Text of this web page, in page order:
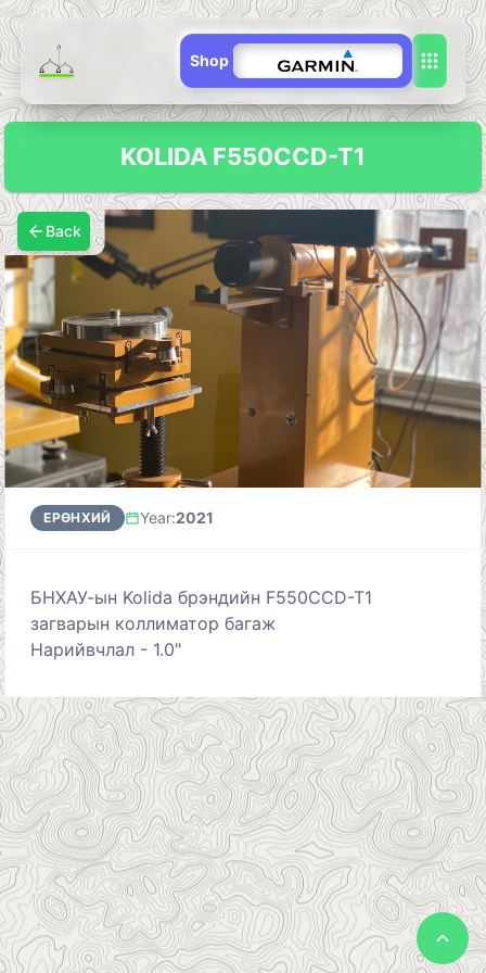
Shop
KOLIDA F550CCD-T1
Back
ЕРӨНХИЙ Year:2021
БНХАУ-ын Kolida брэндийн F550CCD-T1
загварын коллиматор багаж
Нарийвчлал - 1.0"